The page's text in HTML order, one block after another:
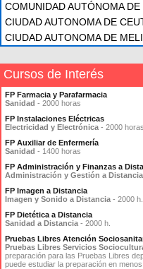
COMUNIDAD AUTÓNOMA DE
CIUDAD AUTONOMA DE
CIUDAD AUTONOMA DE
Cursos de Interés
FP Farmacia y Parafarmacia
Sanidad - 2000 horas
FP Instalaciones Eléctricas
Electricidad y Electrónica - 2000 horas
FP Auxiliar de Enfermería
Sanidad - 1400 horas
FP Administración y Finanzas a
Administración y Gestión a Distancia
FP Imagen a Distancia
Imagen y Sonido a Distancia - 2000 h.
FP Dietética a Distancia
Sanidad a Distancia - 2000 h.
Pruebas Libres Atención
Pruebas Libres Servicios
preparación para las Pruebas Libres
puede estudiar la preparación en